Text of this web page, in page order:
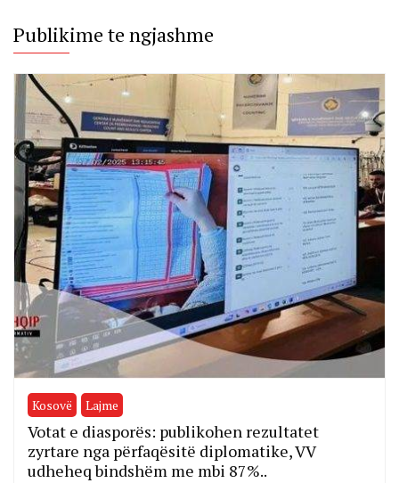
Publikime te ngjashme
Kosovë Lajme
Votat e diasporës: publikohen rezultatet
zyrtare nga përfaqësitë diplomatike, VV
udheheq bindshëm me mbi 87%..